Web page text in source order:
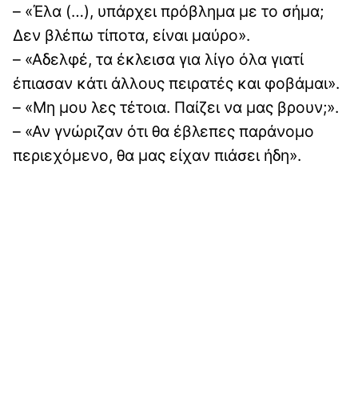
– «Έλα (…), υπάρχει πρόβλημα με το σήμα;
Δεν βλέπω τίποτα, είναι μαύρο».
– «Αδελφέ, τα έκλεισα για λίγο όλα γιατί
έπιασαν κάτι άλλους πειρατές και φοβάμαι».
– «Μη μου λες τέτοια. Παίζει να μας βρουν;».
– «Αν γνώριζαν ότι θα έβλεπες παράνομο
περιεχόμενο, θα μας είχαν πιάσει ήδη».